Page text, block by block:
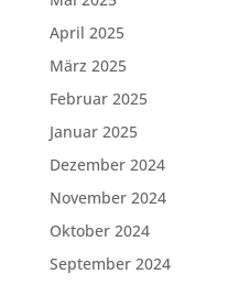
April 2025
März 2025
Februar 2025
Januar 2025
Dezember 2024
November 2024
Oktober 2024
September 2024